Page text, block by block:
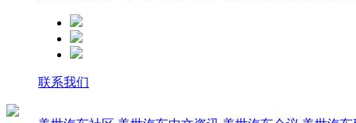
联系我们